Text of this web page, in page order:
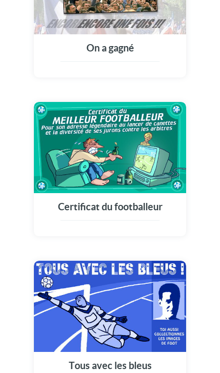
On a gagné
Certificat du footballeur
Tous avec les bleus